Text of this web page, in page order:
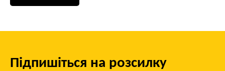
Підпишіться на розсилку